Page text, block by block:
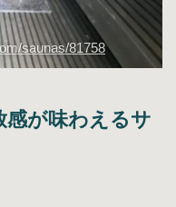
saunas/81758
感が味わえるサ